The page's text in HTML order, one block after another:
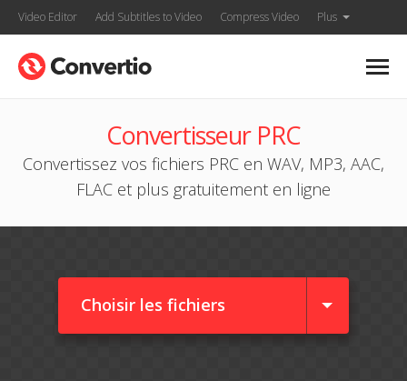
Video Editor Add Subtitles to Video Compress Video Plus
Convertisseur PRC
Convertissez vos fichiers PRC en WAV, MP3, AAC,
FLAC et plus gratuitement en ligne
Choisir les fichiers